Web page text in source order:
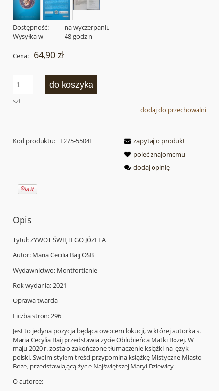
Dostępność:
na wyczerpaniu
Wysyłka w:
48 godzin
Cena: 64,90 zł
szt.
do koszyka
dodaj do przechowalni
Kod produktu: F275-5504E
zapytaj o produkt
poleć znajomemu
dodaj opinię
Opis
Tytuł: ŻYWOT ŚWIĘTEGO JÓZEFA
Autor: Maria Cecilia Baij OSB
Wydawnictwo: Montfortianie
Rok wydania: 2021
Oprawa twarda
Liczba stron: 296
Jest to jedyna pozycja będąca owocem lokucji, w której autorka s.
Maria Cecylia Baij przedstawia życie Oblubieńca Matki Bożej. W
maju 2020 r. zostało zakończone tłumaczenie książki na język
polski. Swoim stylem treści przypomina książkę Mistyczne Miasto
Boże, przedstawiającą życie Najświętszej Maryi Dziewicy.
O autorce: